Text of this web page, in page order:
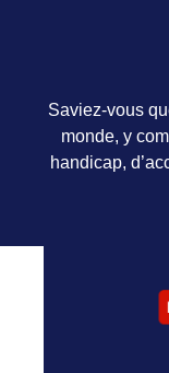
Saviez-vous
monde, y
handicap,